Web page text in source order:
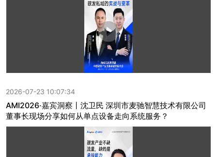
2026-07-23 10:07:34
AMI2026·嘉宾洞察丨沈卫民 深圳市麦驰智慧技术有限公司
董事长现场分享如何从单点设备走向系统服务？